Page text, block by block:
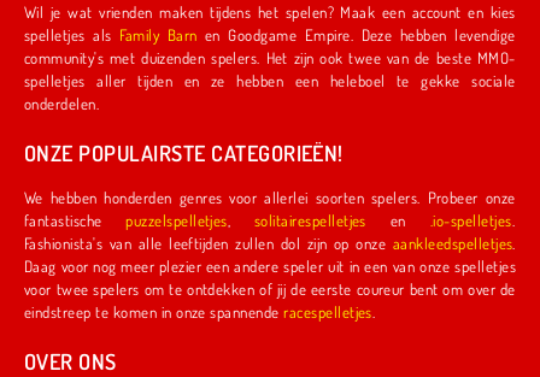
Wil je wat vrienden maken tijdens het spelen? Maak een account en kies
spelletjes als
Family Barn en Goodgame Empire. Deze hebben levendige
community's met duizenden spelers. Het zijn ook twee van de beste MMO-
spelletjes aller tijden en ze hebben een heleboel te gekke sociale
onderdelen.
ONZE POPULAIRSTE CATEGORIEËN!
We hebben honderden genres voor allerlei soorten spelers. Probeer onze
fantastischepuzzelspelletjes solitairespelletjes en .io-spelletjes
Fashionista's van alle leeftijden zullen dol zijn op onze aankleedspelletjes
Daag voor nog meer plezier een andere speler uit in een van onze spelletjes
voor twee spelers om te ontdekken of jij de eerste coureur bent om over de
eindstreep te komen in onze spannenderacespelletjes
OVER ONS